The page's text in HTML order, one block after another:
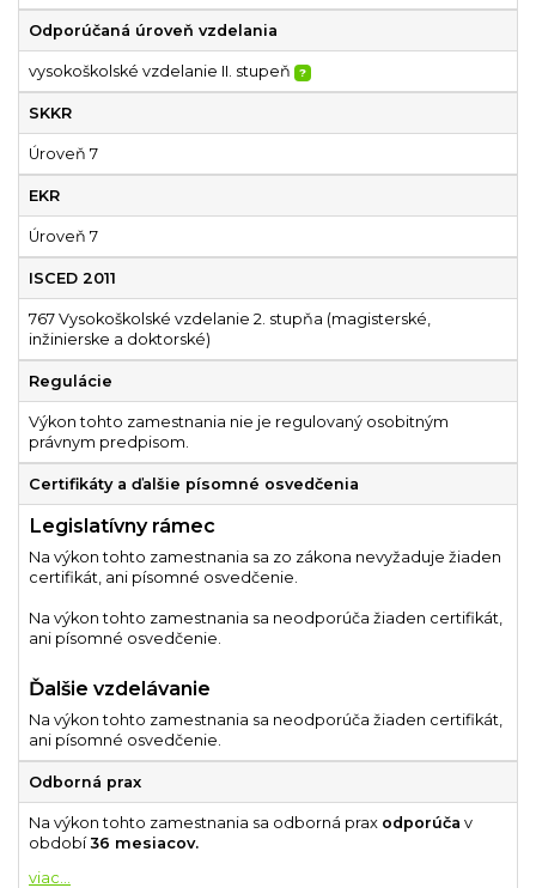
Odporúčaná úroveň vzdelania
vysokoškolské vzdelanie II. stupeň ?
SKKR
Úroveň 7
EKR
Úroveň 7
ISCED 2011
767 Vysokoškolské vzdelanie 2. stupňa (magisterské,
inžinierske a doktorské)
Regulácie
Výkon tohto zamestnania nie je regulovaný osobitným
právnym predpisom.
Certifikáty a ďalšie písomné osvedčenia
Legislatívny rámec
Na výkon tohto zamestnania sa zo zákona nevyžaduje žiaden
certifikát, ani písomné osvedčenie.
Na výkon tohto zamestnania sa neodporúča žiaden certifikát,
ani písomné osvedčenie.
Ďalšie vzdelávanie
Na výkon tohto zamestnania sa neodporúča žiaden certifikát,
ani písomné osvedčenie.
Odborná prax
Na výkon tohto zamestnania sa odborná prax odporúča v
období36 mesiacov.
...